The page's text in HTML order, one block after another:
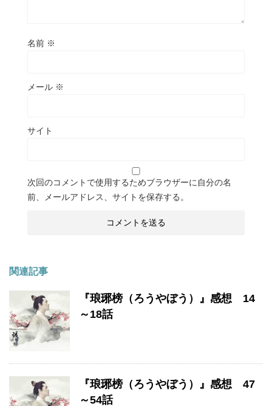
名前 ※
メール ※
サイト
次回のコメントで使用するためブラウザーに自分の名
前、メールアドレス、サイトを保存する。
関連記事
『琅琊榜（ろうやぼう）』感想 14
～18話
『琅琊榜（ろうやぼう）』感想 47
～54話